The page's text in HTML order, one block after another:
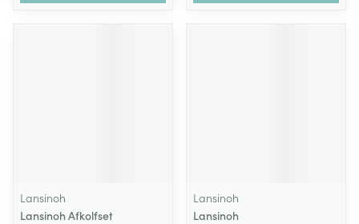
Lansinoh
Lansinoh Afkolfset
Lansinoh
Lansinoh